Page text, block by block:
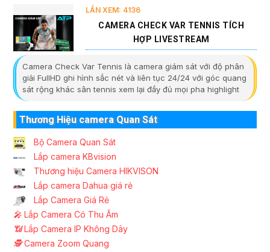
LẦN XEM: 4136
CAMERA CHECK VAR TENNIS TÍCH
HỢP LIVESTREAM
Camera Check Var Tennis là camera giám sát với độ phân
giải FullHD ghi hình sắc nét và liên tục 24/24 với góc quang
sát rộng khác sân tennis xem lại đầy đủ mọi pha highlight
Thương Hiệu camera Quan Sát
Bộ Camera Quan Sát
Lắp camera KBvision
Thương hiệu Camera HIKVISON
Lắp camera Dahua giá rẻ
Lắp Camera Giá Rẻ
️🎤️ Lắp Camera Có Thu Âm
📶 Lắp Camera IP Không Dây
🕵️Camera Zoom Quang